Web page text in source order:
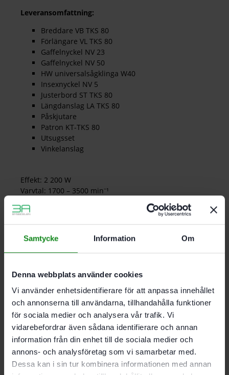
Samtycke Information Om
Denna webbplats använder cookies
Vi använder enhetsidentifierare för att anpassa innehållet
och annonserna till användarna, tillhandahålla funktioner
för sociala medier och analysera vår trafik. Vi
vidarebefordrar även sådana identifierare och annan
information från din enhet till de sociala medier och
annons- och analysföretag som vi samarbetar med.
Dessa kan i sin tur kombinera informationen med annan
Leveransomfattning:
Breddare VB TKS 80
Förlängare VL TKS 80
Gaffelnyckel NV 23
Gaffelnyckel NV 50
HW universalsågklinga W40
Insexnyckel NV 5
Justerbord ST TKS 80
Längdanslag LA TKS 80
Påskjutare
Patron KT-TKS 80
Utsugsset
Vinkelanslag
Effekt: 2 200 W
Varvtal: 1700 – 3500 min⁻¹
Såghöjd 90°/45°: 80/56 mm
Lutning: -2 / 47 °
Bordets mått: 720 x 850 mm
Bordshöjd ihopfällt: 385,00 mm
Bordshöjd utfällt: 900,00 mm
Vikt: 37,00 kg
Det finns inga recensioner än.
Bli först med att recensera ”Festool Bordssåg TKS 80
EBS-Set”
Du måste vara inloggad för att skriva en recension.